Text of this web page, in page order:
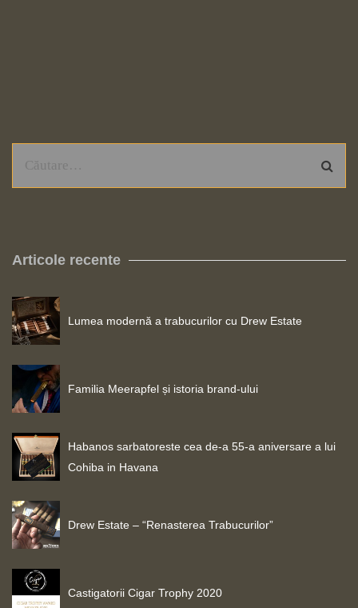
Articole recente
Lumea modernă a trabucurilor cu Drew Estate
Familia Meerapfel și istoria brand-ului
Habanos sarbatoreste cea de-a 55-a aniversare a lui
Cohiba in Havana
Drew Estate – “Renasterea Trabucurilor”
Castigatorii Cigar Trophy 2020